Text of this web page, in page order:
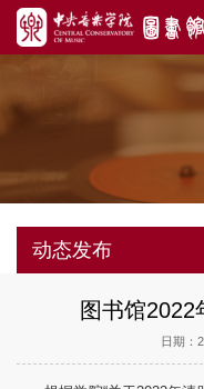
动态发布
图书馆2022
日期：